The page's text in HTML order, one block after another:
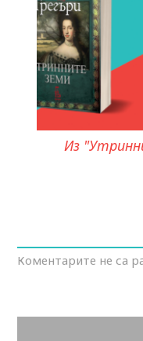
Из
Коментарите не са